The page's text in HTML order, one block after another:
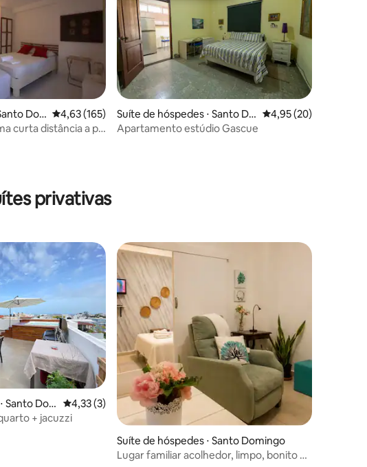
Do
4,63 de uma avaliação média de 5, 165 avaliações
4,63 (165)
curta distância a pé
Suíte de hóspedes ⋅ Santo Do
mingo
4,95 de uma
4,95 (20)
Apartamento estúdio Gascue
privativas
206 avaliações
Santo Do
4,33 de uma avaliação média de 5, 3 avaliações
4,33 (3)
+ jacuzzi
Suíte de hóspedes ⋅ Santo Domingo
Lugar familiar acolhedor, limpo, bonito e